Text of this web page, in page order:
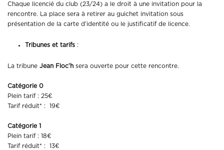
Chaque licencié du club (23/24) a le droit à une invitation pour la
rencontre. La place sera à retirer au guichet invitation sous
présentation de la carte d’identité ou le justificatif de licence.
Tribunes et tarifs :
La tribune Jean Floc’h sera ouverte pour cette rencontre.
Catégorie 0
Plein tarif : 25€
Tarif réduit* : 19€
Catégorie 1
Plein tarif : 18€
Tarif réduit* : 13€